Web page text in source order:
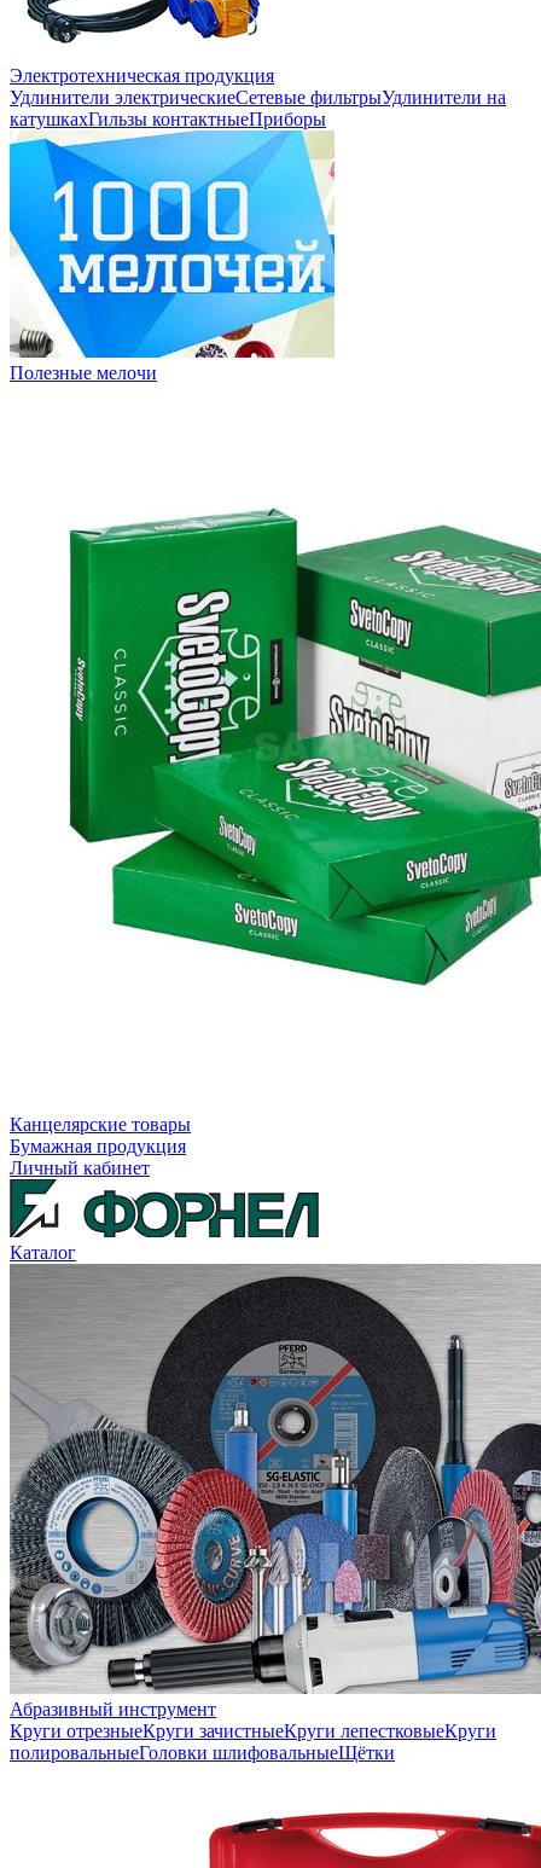
Электротехническая продукция
Удлинители электрическиеСетевые фильтрыУдлинители на
катушкахГильзы контактныеПриборы
Полезные мелочи
Канцелярские товары
Бумажная продукция
Личный кабинет
Каталог
Абразивный инструмент
Круги отрезныеКруги зачистныеКруги лепестковыеКруги
полировальныеГоловки шлифовальныеЩётки